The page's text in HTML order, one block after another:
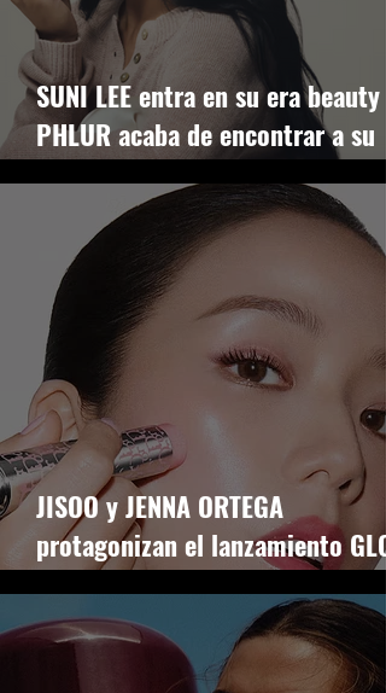
SUNI LEE entra en su era beauty y
PHLUR acaba de encontrar a su
nueva musa
JISOO y JENNA ORTEGA
protagonizan el lanzamiento
de DIOR BEAUTY